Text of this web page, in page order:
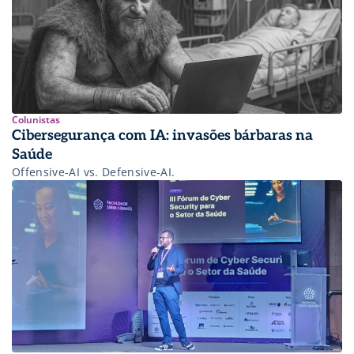
Colunistas
Cibersegurança com IA: invasões bárbaras na
Saúde
Offensive-AI vs. Defensive-AI.